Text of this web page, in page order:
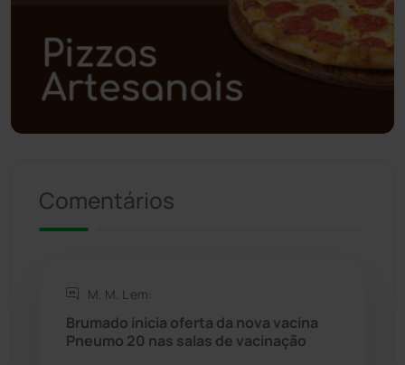
Polícia Civil (57)
Polícia Militar (27)
Política (03)
Riacho de Santana
Rio de Contas
Rio do Antônio
Comentários
M. M. L em:
Brumado inicia oferta da nova vacina
Pneumo 20 nas salas de vacinação